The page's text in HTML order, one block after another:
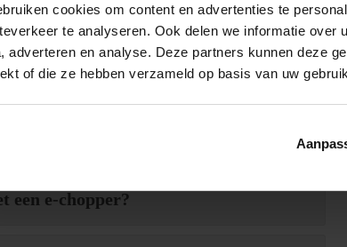
cookies om content en advertenties te
te analyseren. Ook delen we informatie
adverteren en analyse. Deze partners kunnen deze
of die ze hebben verzameld op basis van uw
om een e-chopper te huren?
een e-chopper?